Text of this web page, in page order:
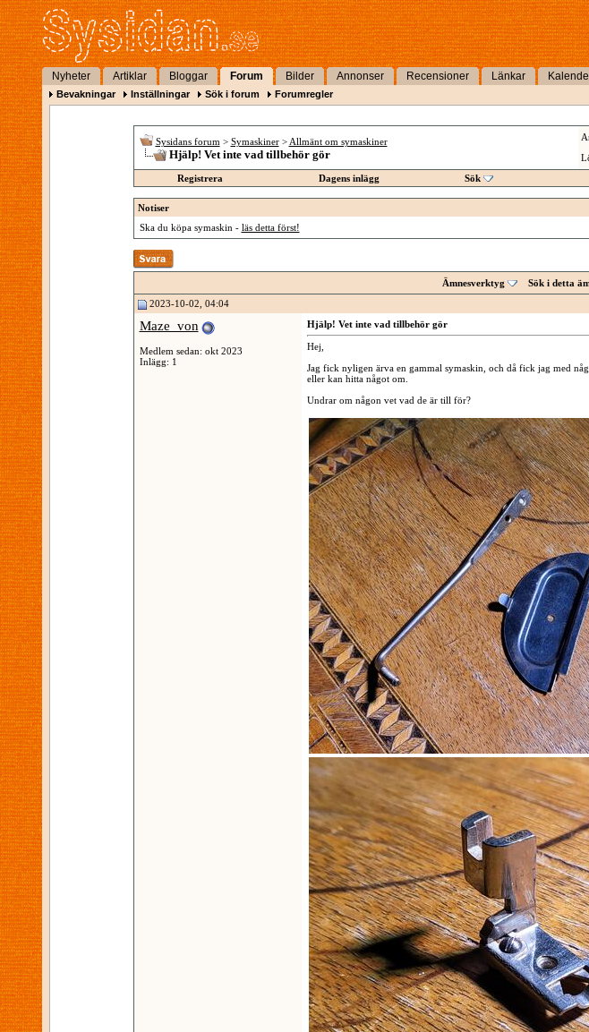
Nyheter Artiklar Bloggar Forum Bilder Annonser Recensioner Länkar
Bevakningar Inställningar Sök i forum Forumregler
Sysidans forum > Symaskiner > Allmänt om symaskiner
Hjälp! Vet inte vad tillbehör gör
Registrera
Dagens inlägg Sök
Notiser
Ska du köpa symaskin - läs detta först!
Ämnesverktyg Sök i detta
2023-10-02, 04:04
Maze_von
Medlem sedan: okt 2023
Inlägg: 1
Hjälp! Vet inte vad tillbehör gör
Hej,
Jag fick nyligen ärva en gammal symaskin, och då fick jag med
eller kan hitta något om.
Undrar om någon vet vad de är till för?